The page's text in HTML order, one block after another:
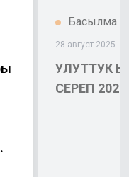
Басылма
28 август 2025
УЛУТТУК
СЕРЕП 2025